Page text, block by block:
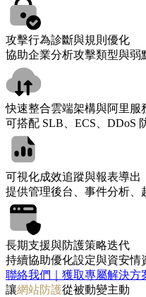
攻擊行為診斷與規則優化
協助企業分析攻擊類型與弱
快速整合雲端架構與阿里服
可搭配 SLB、ECS、DDoS
可視化成效追蹤與報表導出
提供管理後台、事件分析、
長期支援與防護策略迭代
持續協助優化設定與資安情
聯絡我們｜獲取專屬解決方
讓網站防護從被動變主動